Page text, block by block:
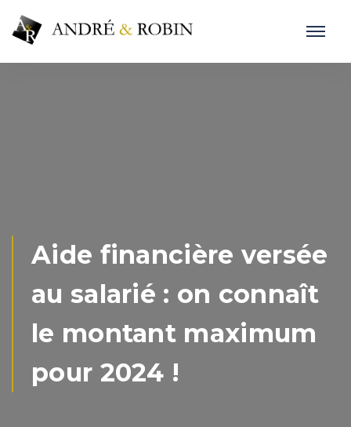
Aide financière versée
au salarié : on connaît
le montant maximum
pour 2024 !